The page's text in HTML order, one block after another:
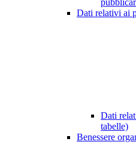
Dati relativi ai
Dati
tabelle)
Benessere